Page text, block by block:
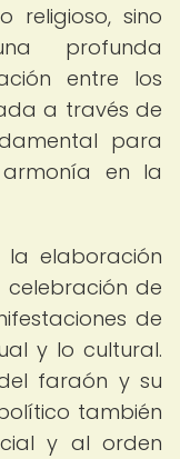
religioso, sino
profunda
entre los
a través de
para
en la
la elaboración
de
de
y lo cultural.
faraón y su
también
y al orden